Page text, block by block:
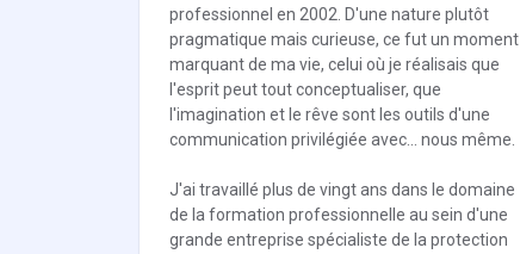
professionnel en 2002. D'une nature plutôt
pragmatique mais curieuse, ce fut un moment
marquant de ma vie, celui où je réalisais que
l'esprit peut tout conceptualiser, que
l'imagination et le rêve sont les outils d'une
communication privilégiée avec... nous même.
J'ai travaillé plus de vingt ans dans le domaine
de la formation professionnelle au sein d'une
grande entreprise spécialiste de la protection